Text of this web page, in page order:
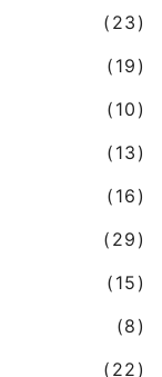
(23)
(19)
(10)
(13)
(16)
(29)
(15)
(8)
(22)